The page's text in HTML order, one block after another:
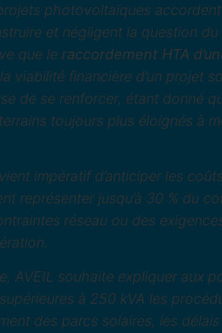
photovoltaïques
et négligent la question du
que le raccordement HTA
viabilité financière d’un projet
de se renforcer, étant donné
toujours plus éloignés à
impératif d’anticiper les
représenter jusqu’à 30 % du
réseau ou des
AVEIL souhaite expliquer aux
à 250 kVA les
des parcs solaires, les